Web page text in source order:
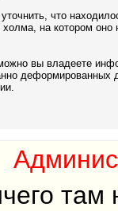
что
холма, на котором
вы владеете
деформированных